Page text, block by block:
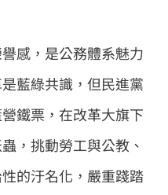
感，是公務體系魅力
藍綠共識，但民進黨
鐵票，在改革大旗下
，挑動勞工與公教、
的汙名化，嚴重踐踏